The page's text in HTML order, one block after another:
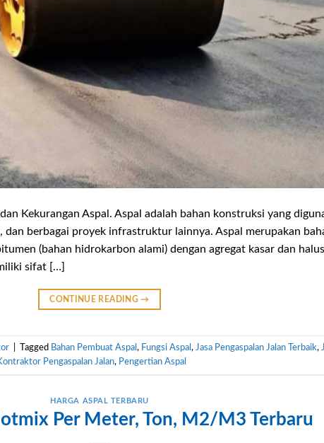
Kekurangan Aspal. Aspal adalah bahan konstruksi yang
berbagai proyek infrastruktur lainnya. Aspal merupakan
(bahan hidrokarbon alami) dengan agregat kasar dan
sifat […]
CONTINUE READING→
Tagged Bahan Pembuat Aspal , Fungsi Aspal , Jasa Pengaspalan Jalan Terbaik,
Pengaspalan Jalan, Pengertian Aspal
HARGA ASPAL TERBARU
Per Meter, Ton, M2/M3 Terbaru